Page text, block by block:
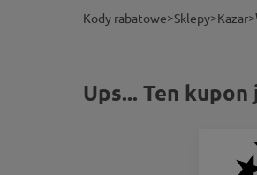
Kody rabatowe>Sklepy>Kazar>
Ups... Ten